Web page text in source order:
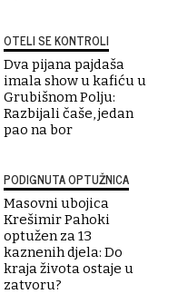
OTELI SE KONTROLI
Dva pijana pajdaša
imala show u kafiću u
Grubišnom Polju:
Razbijali čaše, jedan
pao na bor
PODIGNUTA OPTUŽNICA
Masovni ubojica
Krešimir Pahoki
optužen za 13
kaznenih djela: Do
kraja života ostaje u
zatvoru?